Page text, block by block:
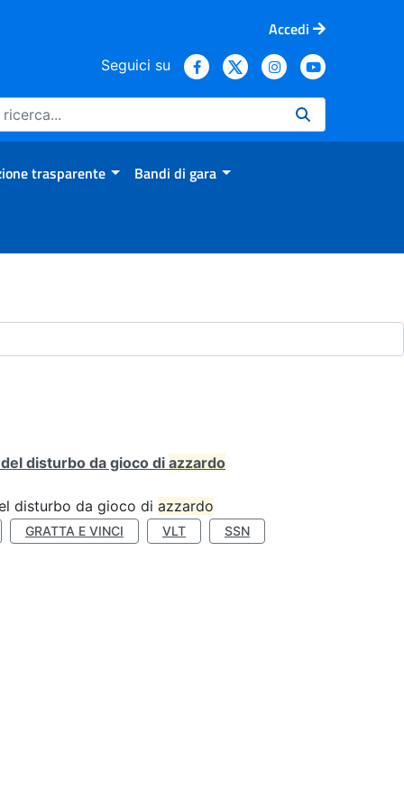
Accedi
Seguici su
trasparente Bandi di gara
disturbo da gioco di azzardo
disturbo da gioco di azzardo
GRATTA E VINCI VLT SSN